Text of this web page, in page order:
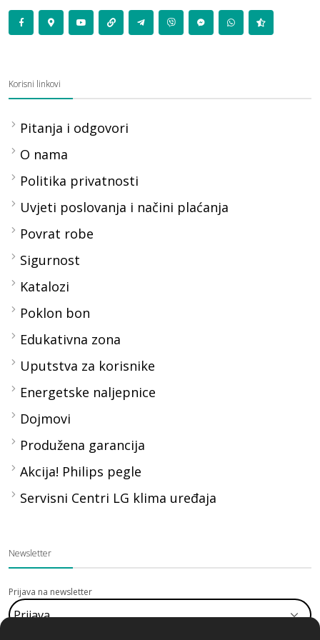
Korisni linkovi
Pitanja i odgovori
O nama
Politika privatnosti
Uvjeti poslovanja i načini plaćanja
Povrat robe
Sigurnost
Katalozi
Poklon bon
Edukativna zona
Uputstva za korisnike
Energetske naljepnice
Dojmovi
Produžena garancija
Akcija! Philips pegle
Servisni Centri LG klima uređaja
Newsletter
Prijava na newsletter